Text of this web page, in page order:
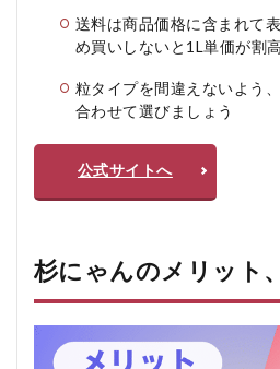
送料は商品価格に含まれて
め買いしないと1L単価が割
粒タイプを間違えないよう
合わせて選びましょう
公式サイトへ
杉にゃんのメリット